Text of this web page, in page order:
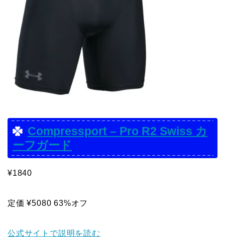
Compressport – Pro R2 Swiss カ
ーフガード
¥1840
定価 ¥5080 63%オフ
公式サイトで説明を読む